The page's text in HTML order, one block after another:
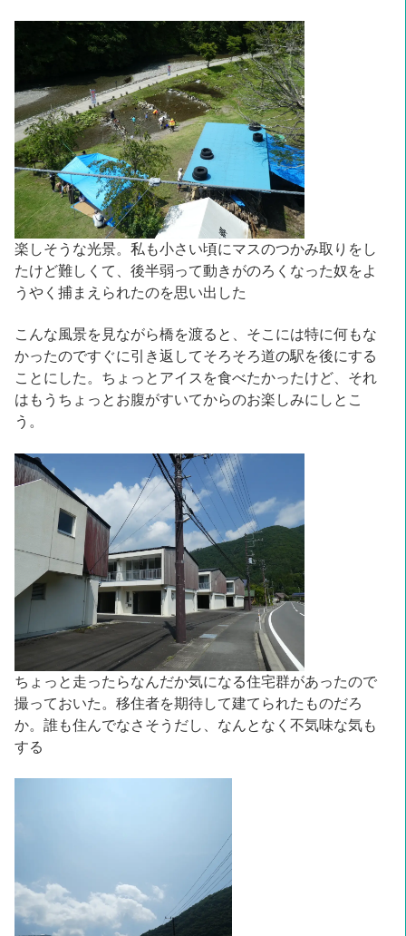
楽しそうな光景。私も小さい頃にマスのつかみ取りをし
たけど難しくて、後半弱って動きがのろくなった奴をよ
うやく捕まえられたのを思い出した
こんな風景を見ながら橋を渡ると、そこには特に何もな
かったのですぐに引き返してそろそろ道の駅を後にする
ことにした。ちょっとアイスを食べたかったけど、それ
はもうちょっとお腹がすいてからのお楽しみにしとこ
う。
ちょっと走ったらなんだか気になる住宅群があったので
撮っておいた。移住者を期待して建てられたものだろ
か。誰も住んでなさそうだし、なんとなく不気味な気も
する